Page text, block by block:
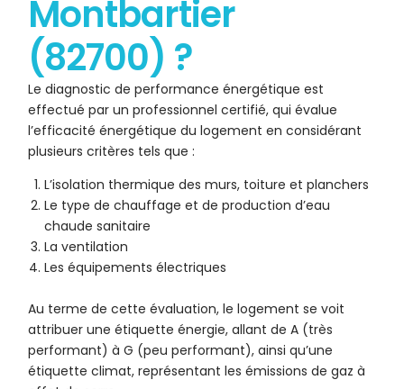
Montbartier
(82700) ?
Le diagnostic de performance énergétique est
effectué par un professionnel certifié, qui évalue
l’efficacité énergétique du logement en considérant
plusieurs critères tels que :
L’isolation thermique des murs, toiture et planchers
Le type de chauffage et de production d’eau
chaude sanitaire
La ventilation
Les équipements électriques
Au terme de cette évaluation, le logement se voit
attribuer une étiquette énergie, allant de A (très
performant) à G (peu performant), ainsi qu’une
étiquette climat, représentant les émissions de gaz à